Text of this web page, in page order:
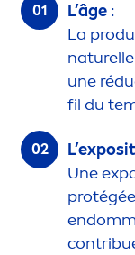
L’âge :
La
naturelle
une
fil du
Une